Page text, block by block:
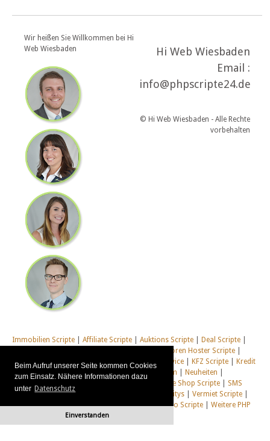
Beim Aufruf unserer Seite kommen Cookies
zum Einsatz. Nähere Informationen dazu
unter Datenschutz
Einverstanden
Wir heißen Sie Willkommen bei Hi
Web Wiesbaden
Hi Web Wiesbaden
Email :
info@phpscripte24.de
© Hi Web Wiesbaden - Alle Rechte
vorbehalten
Immobilien Scripte Affiliate Scripte Auktions Scripte Deal Scripte
Foren Hoster Scripte
Homepage Generator Scripte
Installations Service KFZ Scripte
Kredit
Scripte| Management Scripte| Multi Web System Neuheiten
Newsletter Scripte
Shop & Live Shop Scripte
SMS
Scripte|Social Communitys Tausch Communitys Vermiet Scripte
Webcam Scripte|Webhosting Scripte|Webradio Scripte
Weitere PHP
Alle unsere Systeme